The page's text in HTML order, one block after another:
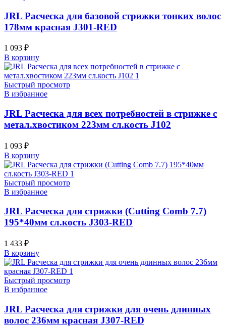
JRL Расческа для базовой стрижки тонких волос
178мм красная J301-RED
1 093 ₽
В корзину
Быстрый просмотр
В избранное
JRL Расческа для всех потребностей в стрижке с
метал.хвостиком 223мм сл.кость J102
1 093 ₽
В корзину
Быстрый просмотр
В избранное
JRL Расческа для стрижки (Cutting Comb 7.7)
195*40мм сл.кость J303-RED
1 433 ₽
В корзину
Быстрый просмотр
В избранное
JRL Расческа для стрижки для очень длинных
волос 236мм красная J307-RED